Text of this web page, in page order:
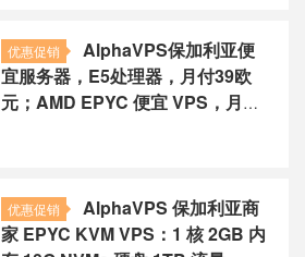
优惠促销
AlphaVPS保加利亚便
宜服务器，E5处理器，月付39欧
元；AMD EPYC 便宜 VPS，月付
优惠促销
AlphaVPS 保加利亚商
家 EPYC KVM VPS：1 核 2GB 内